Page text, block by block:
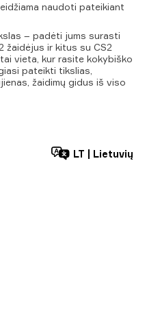
naudoti pateikiant
– padėti jums surasti
žaidėjus ir kitus su CS2
vieta, kur rasite kokybiško
pateikti tikslias,
žaidimų gidus iš viso
LT Lietuvių